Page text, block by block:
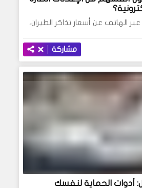
عن أسعار تذاكر الطيران،
مشاركة
أدوات الحماية لنفسك